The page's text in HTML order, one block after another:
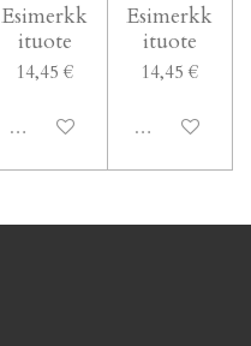
Esimerkk
ituote
14,45 €
Pois käytöstä
Esimerkk
ituote
14,45 €
Pois käytöstä